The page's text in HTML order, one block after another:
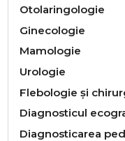
Otolaringologie
Ginecologie
Mamologie
Urologie
Flebologie și
Diagnosticul
Diagnosticarea